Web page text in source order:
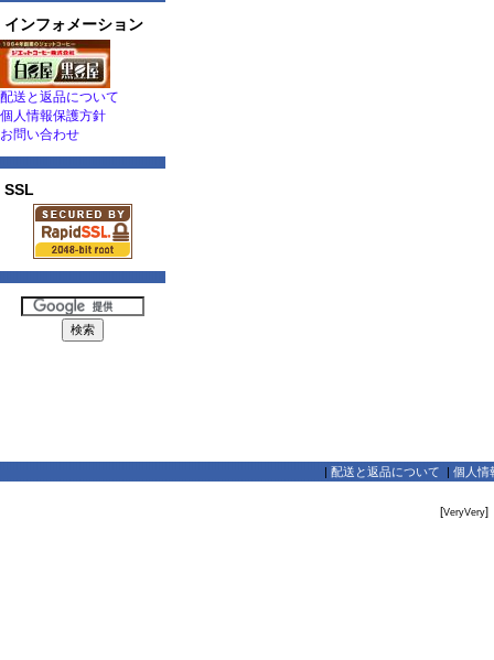
インフォメーション
配送と返品について
個人情報保護方針
お問い合わせ
SSL
| 配送と返品について | 個人情
[VeryVery]